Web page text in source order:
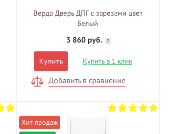
Верда Дверь ДПГ с зарезами цвет
Белый
3 860 руб.
?
Купить Купить в 1 клик
Добавить в сравнение